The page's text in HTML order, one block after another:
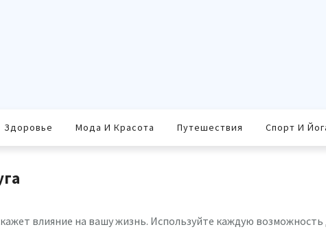
Здоровье Мода И Красота Путешествия Спорт И
влияние на вашу жизнь. Используйте каждую возможность